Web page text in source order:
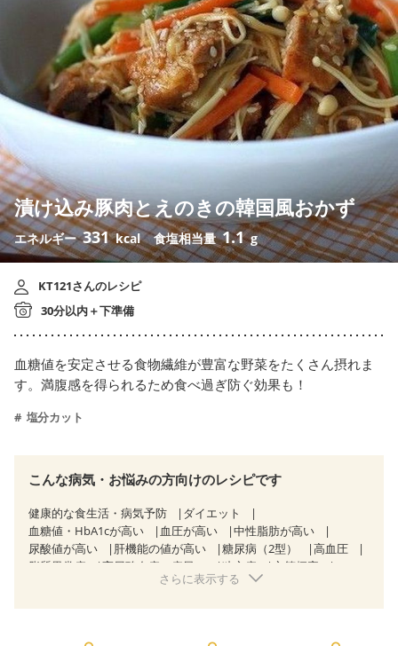
漬け込み豚肉とえのきの韓国風おかず
エネルギー331 kcal 食塩相当量1.1 g
KT121さんのレシピ
30分以内＋下準備
血糖値を安定させる食物繊維が豊富な野菜をたくさん摂れま
す。満腹感を得られるため食べ過ぎ防ぐ効果も！
塩分カット
こんな病気・お悩みの方向けのレシピです
健康的な食生活・病気予防
ダイエット
血糖値・HbA1cが高い
血圧が高い
中性脂肪が高い
尿酸値が高い
肝機能の値が高い 糖尿病（2型）
高血圧
脂質異常症
高尿酸血症（痛風） 狭心症
心筋梗塞
胆石症
非アルコール性脂肪肝
さらに表示する